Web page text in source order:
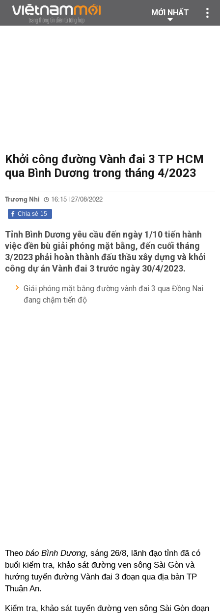
MỚI NHẤT
Khởi công đường Vành đai 3 TP HCM
qua Bình Dương trong tháng 4/2023
Trương Nhi 16:15 | 27/08/2022
15
Chia sẻ
Tỉnh Bình Dương yêu cầu đến ngày 1/10 tiến hành
việc đền bù giải phóng mặt bằng, đến cuối tháng
3/2023 phải hoàn thành đấu thầu xây dựng và khởi
công dự án Vành đai 3 trước ngày 30/4/2023.
Giải phóng mặt bằng đường vành đai 3 qua Đồng Nai
đang chậm tiến độ
Theo báo Bình Dương, sáng 26/8, lãnh đạo tỉnh đã có
buổi kiểm tra, khảo sát đường ven sông Sài Gòn và
hướng tuyến đường Vành đai 3 đoạn qua địa bàn TP
Thuận An.
Kiểm tra, khảo sát tuyến đường ven sông Sài Gòn đoạn